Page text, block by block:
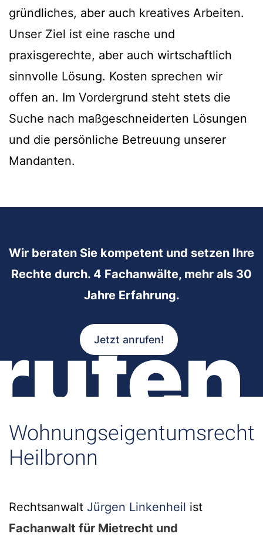
gründliches, aber auch kreatives Arbeiten.
Unser Ziel ist eine rasche und
praxisgerechte, aber auch wirtschaftlich
sinnvolle Lösung. Kosten sprechen wir
offen an. Im Vordergrund steht stets die
Suche nach maßgeschneiderten Lösungen
und die persönliche Betreuung unserer
Mandanten.
Wir beraten Sie kompetent und setzen Ihre
Rechte durch. 4 Fachanwälte, mehr als 30
Jahre Erfahrung.
Jetzt anrufen!
Wohnungseigentumsrecht
Heilbronn
Rechtsanwalt Jürgen Linkenheil ist
Fachanwalt für Mietrecht und